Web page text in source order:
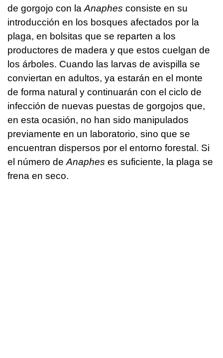
de gorgojo con la Anaphes consiste en su
introducción en los bosques afectados por la
plaga, en bolsitas que se reparten a los
productores de madera y que estos cuelgan de
los árboles. Cuando las larvas de avispilla se
conviertan en adultos, ya estarán en el monte
de forma natural y continuarán con el ciclo de
infección de nuevas puestas de gorgojos que,
en esta ocasión, no han sido manipulados
previamente en un laboratorio, sino que se
encuentran dispersos por el entorno forestal. Si
el número de Anaphes es suficiente, la plaga se
frena en seco.